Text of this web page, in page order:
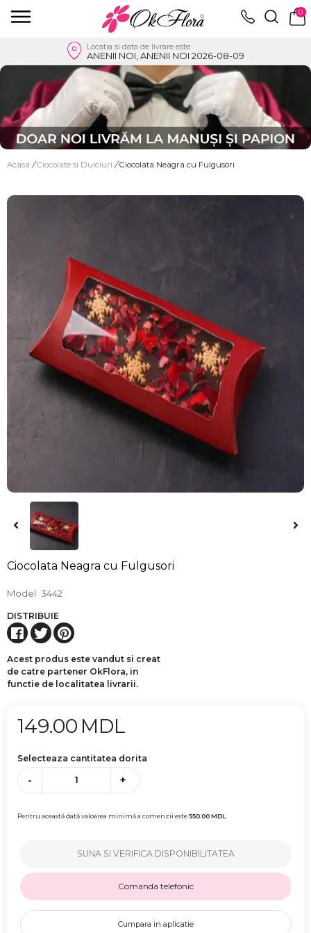
0
Locatia si data de livrare este
ANENII NOI, ANENII NOI 2026-08-09
Acasa / Ciocolate si Dulciuri / Ciocolata Neagra cu Fulgusori
Ciocolata Neagra cu Fulgusori
Model 3442
DISTRIBUIE
Acest produs este vandut si creat
de catre partener OkFlora, in
functie de localitatea livrarii.
149.00 MDL
Selecteaza cantitatea dorita
- +
Pentru această dată valoarea minimă a comenzii este550.00MDL
SUNA SI VERIFICA DISPONIBILITATEA
Comanda telefonic
Cumpara in aplicatie